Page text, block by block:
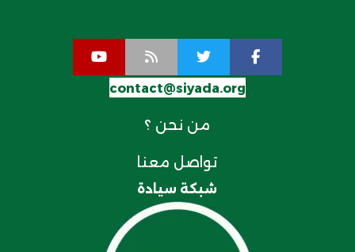
contact@siyada.org
من نحن ؟
تواصل معنا
شبكة سيادة